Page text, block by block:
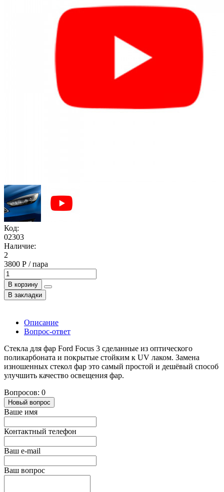
Код:
02303
Наличие:
2
3800 Р / пара
В корзину
В закладки
Описание
Вопрос-ответ
Стекла для фар Ford Focus 3 сделанные из оптического
поликарбоната и покрытые стойким к UV лаком. Замена
изношенных стекол фар это самый простой и дешёвый способ
улучшить качество освещения фар.
Вопросов: 0
Новый вопрос
Ваше имя
Контактный телефон
Ваш e-mail
Ваш вопрос